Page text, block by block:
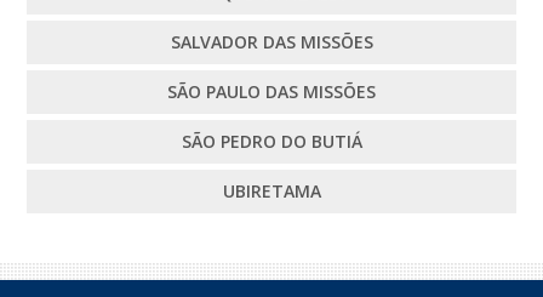
SALVADOR DAS MISSÕES
SÃO PAULO DAS MISSÕES
SÃO PEDRO DO BUTIÁ
UBIRETAMA